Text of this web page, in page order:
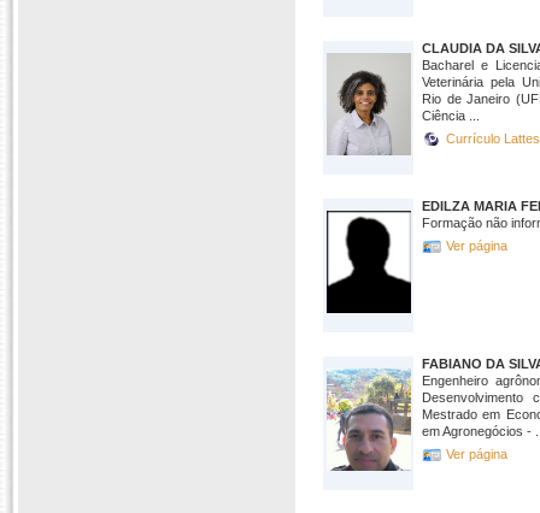
CLAUDIA DA
Bacharel e
Veterinária pela
Rio de Janeiro
Ciência ...
Currículo
EDILZA MARIA
Formação não
Ver página
FABIANO DA
Engenheiro
Desenvolvimento
Mestrado em
em Agronegócios -
Ver página